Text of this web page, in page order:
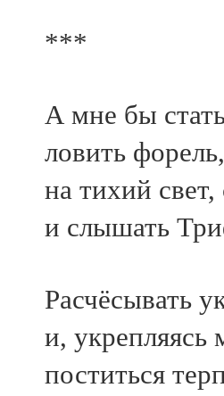
***
А мне бы
ловить
на тихий
и слышать
Расчёсывать
и,
поститься